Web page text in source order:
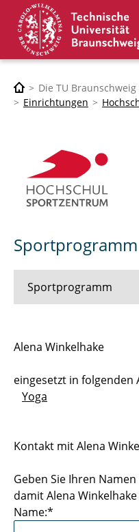
Die TU Braunschweig
Einrichtungen
Sportprogramm
Sportprogramm
Nutzungsordnungen
Verletzt im HSP -
Versicherungen im
Alena Winkelhake
eingesetzt in folgenden
Yoga
Kontakt mit Alena
Geben Sie Ihren
damit Alena
Name:*